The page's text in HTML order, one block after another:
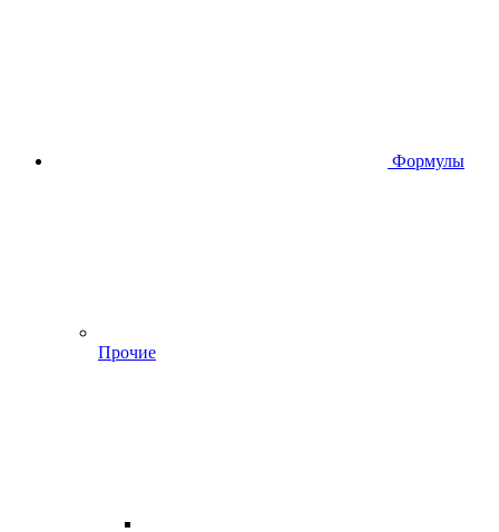
Формулы
Прочие